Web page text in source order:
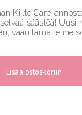
Kiilto Care-
säästöä! Uusi
vaan tämä teline
Lisää ostoskoriin